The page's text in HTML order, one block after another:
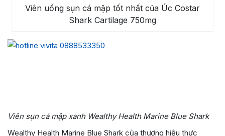
Viên uống sụn cá mập tốt nhất của Úc Costar
Shark Cartilage 750mg
Viên sụn cá mập xanh Wealthy Health Marine Blue Shark
Wealthy Health Marine Blue Shark của thương hiệu thực